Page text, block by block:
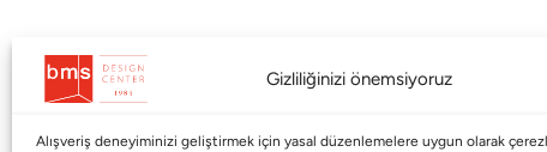
Gizliliğinizi önemsiyoruz
Alışveriş deneyiminizi geliştirmek için yasal düzenlemelere uygun olarak